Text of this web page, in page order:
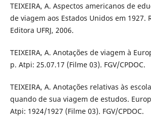
TEIXEIRA, A. Aspectos americanos de
de viagem aos Estados Unidos em 1927.
Editora UFRJ, 2006.
TEIXEIRA, A. Anotações de viagem à
p. Atpi: 25.07.17 (Filme 03). FGV/CPDOC.
TEIXEIRA, A. Anotações relativas às
quando de sua viagem de estudos.
Atpi: 1924/1927 (Filme 03). FGV/CPDOC.